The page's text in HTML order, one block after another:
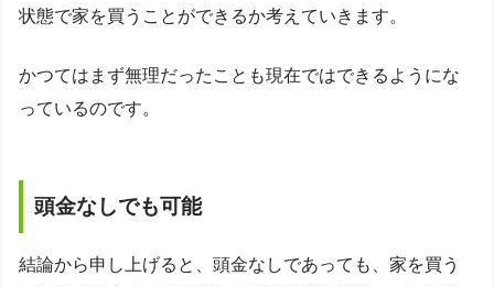
状態で家を買うことができるか考えていきます。
かつてはまず無理だったことも現在ではできるようにな
っているのです。
頭金なしでも可能
結論から申し上げると、頭金なしであっても、家を買う